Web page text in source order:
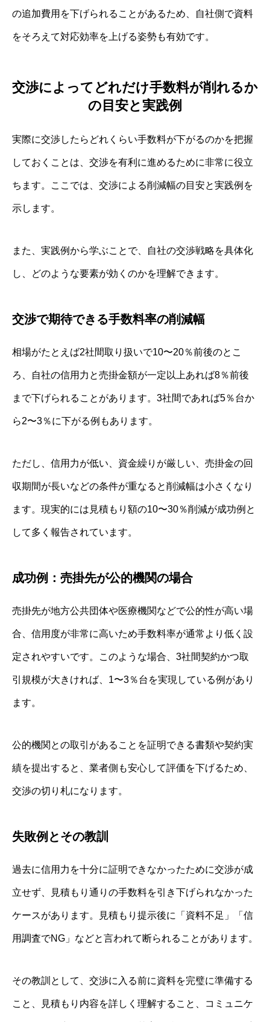
の追加費用を下げられることがあるため、自社側で資料
をそろえて対応効率を上げる姿勢も有効です。
交渉によってどれだけ手数料が削れるか
の目安と実践例
実際に交渉したらどれくらい手数料が下がるのかを把握
しておくことは、交渉を有利に進めるために非常に役立
ちます。ここでは、交渉による削減幅の目安と実践例を
示します。
また、実践例から学ぶことで、自社の交渉戦略を具体化
し、どのような要素が効くのかを理解できます。
交渉で期待できる手数料率の削減幅
相場がたとえば2社間取り扱いで10〜20％前後のとこ
ろ、自社の信用力と売掛金額が一定以上あれば8％前後
まで下げられることがあります。3社間であれば5％台か
ら2〜3％に下がる例もあります。
ただし、信用力が低い、資金繰りが厳しい、売掛金の回
収期間が長いなどの条件が重なると削減幅は小さくなり
ます。現実的には見積もり額の10〜30％削減が成功例と
して多く報告されています。
成功例：売掛先が公的機関の場合
売掛先が地方公共団体や医療機関などで公的性が高い場
合、信用度が非常に高いため手数料率が通常より低く設
定されやすいです。このような場合、3社間契約かつ取
引規模が大きければ、1〜3％台を実現している例があり
ます。
公的機関との取引があることを証明できる書類や契約実
績を提出すると、業者側も安心して評価を下げるため、
交渉の切り札になります。
失敗例とその教訓
過去に信用力を十分に証明できなかったために交渉が成
立せず、見積もり通りの手数料を引き下げられなかった
ケースがあります。見積もり提示後に「資料不足」「信
用調査でNG」などと言われて断られることがあります。
その教訓として、交渉に入る前に資料を完璧に準備する
こと、見積もり内容を詳しく理解すること、コミュニケ